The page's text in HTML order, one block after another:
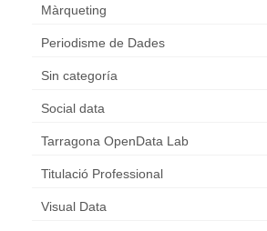
Màrqueting
Periodisme de Dades
Sin categoría
Social data
Tarragona OpenData Lab
Titulació Professional
Visual Data